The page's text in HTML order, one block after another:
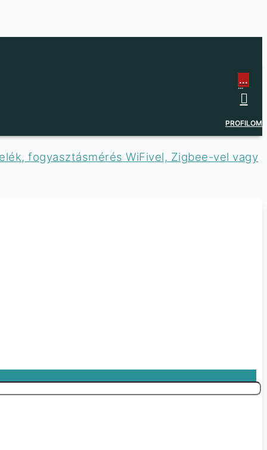
...
...
PROFILOM
fogyasztásmérés WiFivel, Zigbee-vel vagy